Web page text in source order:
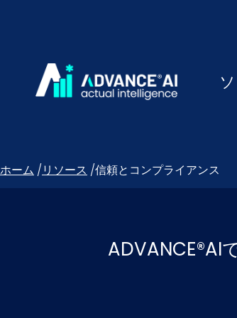
ホーム /リソース /信頼とコンプライアンス
ADVANCE®AI